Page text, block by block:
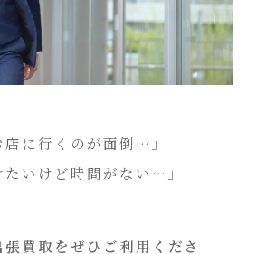
店に行くのが面倒…」
たいけど時間がない…」
張買取をぜひご利用くださ